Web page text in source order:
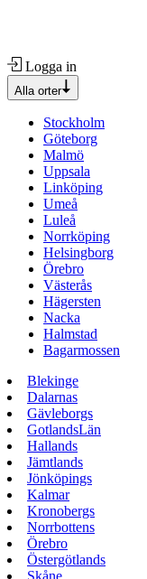
Logga in
Alla orter
Stockholm
Göteborg
Malmö
Uppsala
Linköping
Umeå
Luleå
Norrköping
Helsingborg
Örebro
Västerås
Hägersten
Nacka
Halmstad
Bagarmossen
Blekinge
Dalarnas
Gävleborgs
GotlandsLän
Hallands
Jämtlands
Jönköpings
Kalmar
Kronobergs
Norrbottens
Örebro
Östergötlands
Skåne